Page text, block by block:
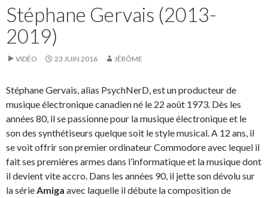
Stéphane Gervais (2013-
2019)
VIDÉO 23 JUIN 2016 JÉRÔME
Stéphane Gervais, alias PsychNerD, est un producteur de
musique électronique canadien né le 22 août 1973. Dès les
années 80, il se passionne pour la musique électronique et le
son des synthétiseurs quelque soit le style musical. A 12 ans, il
se voit offrir son premier ordinateur Commodore avec lequel il
fait ses premières armes dans l’informatique et la musique dont
il devient vite accro. Dans les années 90, il jette son dévolu sur
la sérieAmiga avec laquelle il débute la composition de